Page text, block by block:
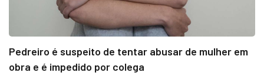
Pedreiro é suspeito de tentar abusar de mulher em
obra e é impedido por colega